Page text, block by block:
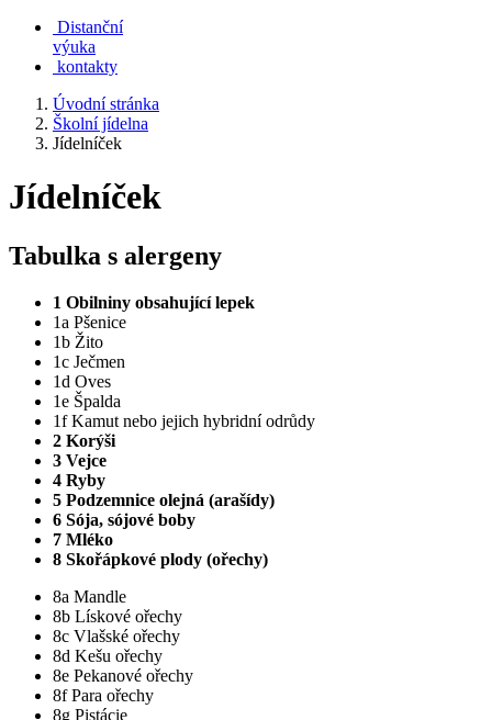
Distanční
výuka
kontakty
Úvodní stránka
Školní jídelna
Jídelníček
Jídelníček
Tabulka s alergeny
1 Obilniny obsahující lepek
1a Pšenice
1b Žito
1c Ječmen
1d Oves
1e Špalda
1f Kamut nebo jejich hybridní odrůdy
2 Korýši
3 Vejce
4 Ryby
5 Podzemnice olejná (arašídy)
6 Sója, sójové boby
7 Mléko
8 Skořápkové plody (ořechy)
8a Mandle
8b Lískové ořechy
8c Vlašské ořechy
8d Kešu ořechy
8e Pekanové ořechy
8f Para ořechy
8g Pistácie